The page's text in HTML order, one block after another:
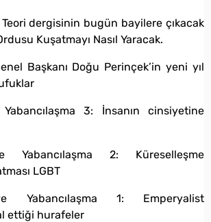
Teori dergisinin bugün bayilere çıkacak
Kuşatmayı Nasıl Yaracak.
Başkanı Doğu Perinçek’in yeni yıl
ufuklar
3: İnsanın cinsiyetine
Yabancılaşma 2: Küreselleşme
LGBT
Yabancılaşma 1: Emperyalist
ettiği hurafeler